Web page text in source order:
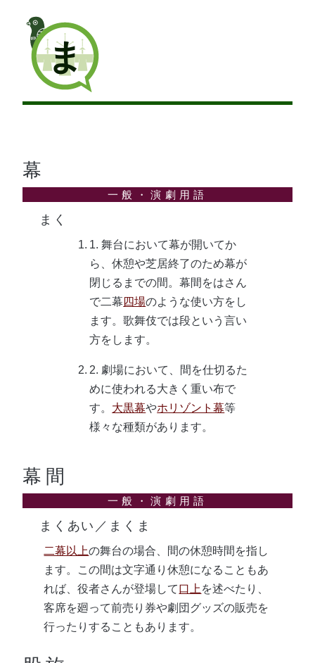
ま
幕
まく
舞台において幕が開いてか
ら、休憩や芝居終了のため幕が
閉じるまでの間。幕間をはさん
で二幕四場のような使い方をし
ます。歌舞伎では段という言い
方をします。
劇場において、間を仕切るた
めに使われる大きく重い布で
す。 大黒幕やホリゾント幕等
様々な種類があります。
幕間
まくあい／まくま
二幕以上の舞台の場合、間の休憩時間を指し
ます。この間は文字通り休憩になることもあ
れば、役者さんが登場して口上 を述べたり、
客席を廻って前売り券や劇団グッズの販売を
行ったりすることもあります。